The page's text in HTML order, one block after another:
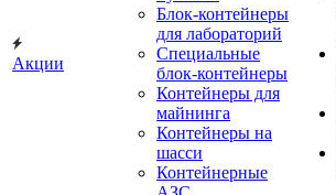
Акции
Блок-контейнеры
для лабораторий
Специальные
блок-контейнеры
Контейнеры для
майнинга
Контейнеры на
шасси
Контейнерные